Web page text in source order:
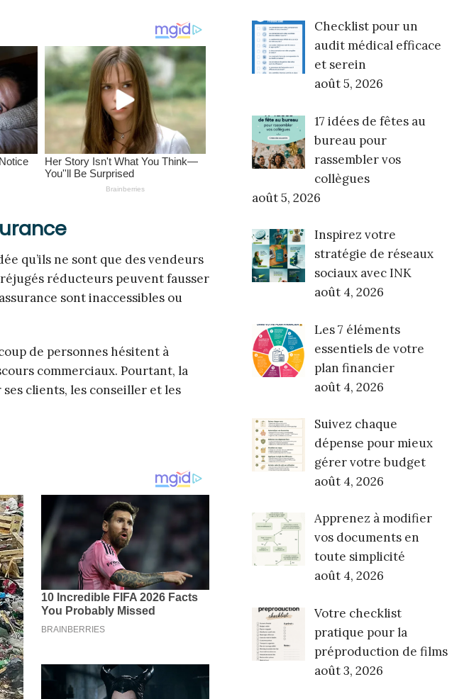
qu’ils ne sont que des vendeurs
réducteurs peuvent fausser
sont inaccessibles ou
de personnes hésitent à
commerciaux. Pourtant, la
clients, les conseiller et les
Checklist pour un
audit médical efficace
et serein
août 5, 2026
17 idées de fêtes au
bureau pour
rassembler vos
collègues
août 5, 2026
Inspirez votre
stratégie de réseaux
sociaux avec INK
août 4, 2026
Les 7 éléments
essentiels de votre
plan financier
août 4, 2026
Suivez chaque
dépense pour mieux
gérer votre budget
août 4, 2026
Apprenez à modifier
vos documents en
toute simplicité
août 4, 2026
Votre checklist
pratique pour la
préproduction de films
août 3, 2026